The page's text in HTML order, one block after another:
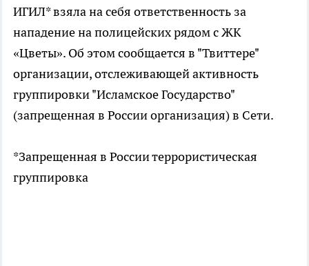
ИГИЛ* взяла на себя ответственность за
нападение на полицейских рядом с ЖК
«Цветы». Об этом сообщается в "Твиттере"
организации, отслеживающей активность
группировки "Исламское Государство"
(запрещенная в России организация) в Сети.
*Запрещенная в России террористическая
группировка